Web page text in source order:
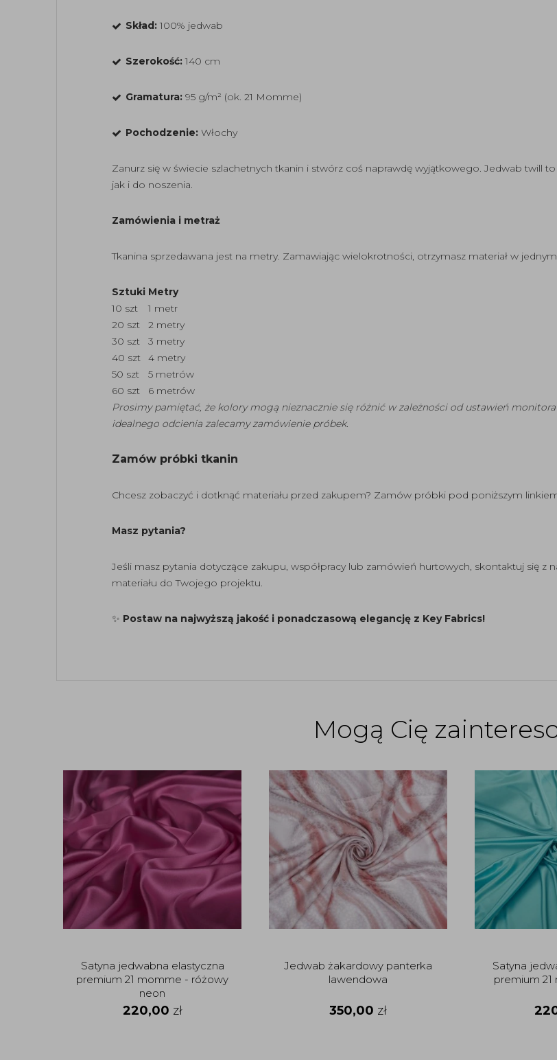
Skład: 100% jedwab
Szerokość: 140 cm
Gramatura: 95 g/m² (ok. 21 Momme)
Pochodzenie: Włochy
Zanurz się w świecie szlachetnych tkanin i stwórz coś naprawdę wyjątkowego. Jedwab twill
jak i do noszenia.
Zamówienia i metraż
Tkanina sprzedawana jest na metry. Zamawiając wielokrotności, otrzymasz materiał w
Sztuki Metry
10 szt
1 metr
20 szt
2 metry
30 szt
3 metry
40 szt
4 metry
50 szt
5 metrów
60 szt
6 metrów
Prosimy pamiętać, że kolory mogą nieznacznie się różnić w zależności od ustawień
idealnego odcienia zalecamy zamówienie próbek.
Zamów próbki tkanin
Chcesz zobaczyć i dotknąć materiału przed zakupem? Zamów próbki pod poniższym
Masz pytania?
Jeśli masz pytania dotyczące zakupu, współpracy lub zamówień hurtowych, skontaktuj się
materiału do Twojego projektu.
✨ Postaw na najwyższą jakość i ponadczasową elegancję z Key Fabrics!
Mogą Cię
Satyna jedwabna elastyczna
premium 21 momme - różowy
neon
220,00 zł
Jedwab żakardowy panterka
lawendowa
350,00 zł
Satyna
premium